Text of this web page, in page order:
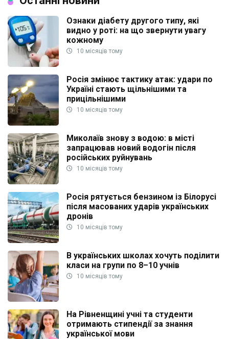
Ознаки діабету другого типу, які
видно у роті: на що звернути увагу
кожному
10 місяців тому
Росія змінює тактику атак: удари по
Україні стають щільнішими та
прицільнішими
10 місяців тому
Миколаїв знову з водою: в місті
запрацював новий водогін після
російських руйнувань
10 місяців тому
Росія рятується бензином із Білорусі
після масованих ударів українських
дронів
10 місяців тому
В українських школах хочуть поділити
класи на групи по 8–10 учнів
10 місяців тому
На Рівненщині учні та студенти
отримають стипендії за знання
української мови